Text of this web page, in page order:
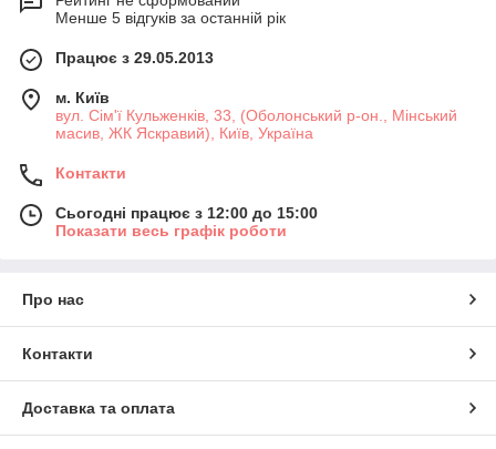
Менше 5 відгуків за останній рік
Працює з 29.05.2013
м. Київ
вул. Сім'ї Кульженків, 33, (Оболонський р-он., Мінський
масив, ЖК Яскравий), Київ, Україна
Контакти
Сьогодні працює з 12:00 до 15:00
Показати весь графік роботи
Про нас
Контакти
Доставка та оплата